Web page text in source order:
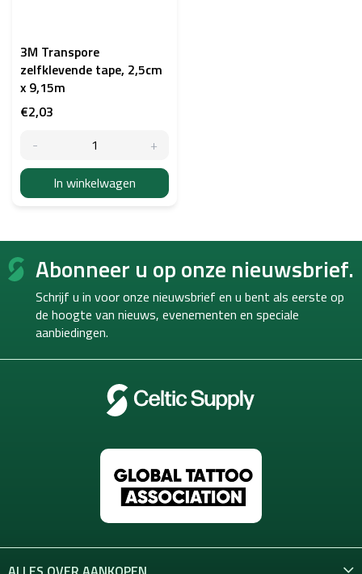
3M Transpore
zelfklevende tape, 2,5cm
x 9,15m
€2,03
In winkelwagen
F
Abonneer u op onze nieuwsbrief.
Schrijf u in voor onze nieuwsbrief en u bent als eerste op
de hoogte van nieuws, evenementen en speciale
aanbiedingen.